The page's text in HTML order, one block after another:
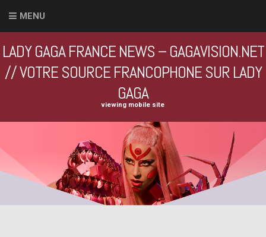
MENU
LADY GAGA FRANCE NEWS – GAGAVISION.NET
// VOTRE SOURCE FRANCOPHONE SUR LADY
GAGA
viewing mobile site